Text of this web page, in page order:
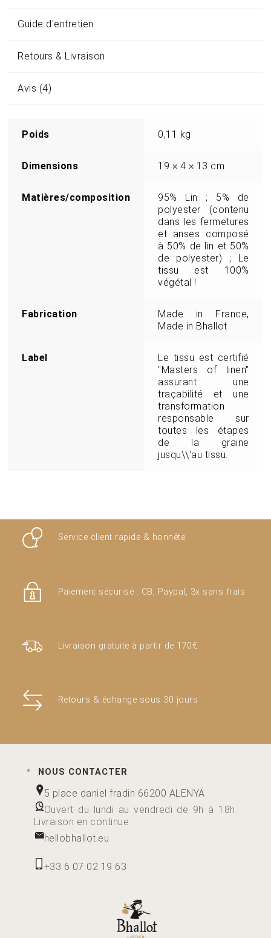
Guide d'entretien
Retours & Livraison
Avis (4)
Poids 0,11 kg
Dimensions 19 × 4 × 13 cm
Matières/composition
95% Lin ; 5% de
polyester (contenu
dans les fermetures
et anses composé
à 50% de lin et 50%
de polyester) ; Le
tissu est 100%
végétal !
Fabrication
Made in France,
Made in Bhallot
Label
Le tissu est certifié
"Masters of linen"
assurant une
traçabilité et une
transformation
responsable sur
toutes les étapes
de la graine
jusqu\\'au tissu.
Service client rapide & honnête.
Paiement sécurisé : CB, Paypal, 3x sans frais.
Livraison gratuite à partir de 170€.
Retours & échange sous 30 jours
NOUS CONTACTER
5 place daniel fradin 66200 ALENYA
Ouvert du lundi au vendredi de 9h à 18h.
Livraison en continue
hellobhallot.eu
+33 6 07 02 19 63